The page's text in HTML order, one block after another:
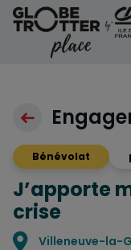
Aller au contenu
Bénévolat
J’apporte
crise
Localisation
Villeneuve-la-